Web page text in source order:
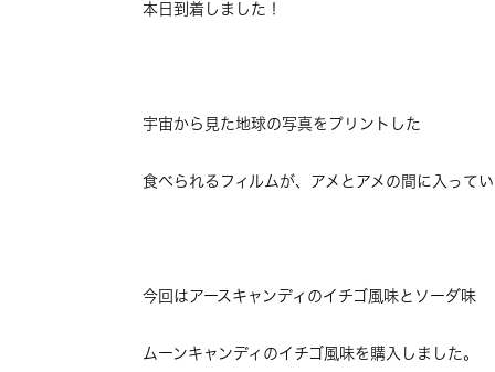
本日到着しました！
宇宙から見た地球の写真をプリントした
食べられるフィルムが、アメとアメの間に入って
今回はアースキャンディのイチゴ風味とソーダ味
ムーンキャンディのイチゴ風味を購入しました。